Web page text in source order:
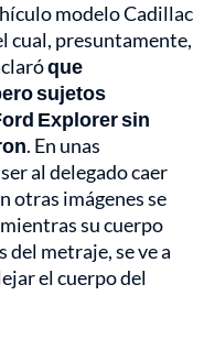
modelo Cadillac
cual, presuntamente,
que
sujetos
Explorersin
. En unas
al delegado caer
otras imágenes se
su cuerpo
del metraje, se ve a
el cuerpo del